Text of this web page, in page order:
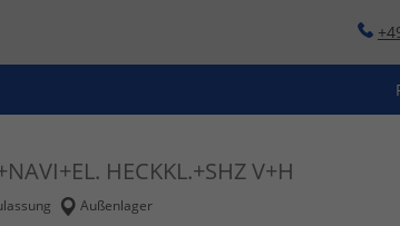
HECKKL.+SHZ V+H
Außenlager